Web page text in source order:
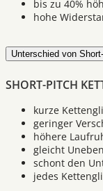
bis zu 40%
hohe
Unterschied von
SHORT-PITCH
kurze
geringer
höhere
gleicht
schont den
jedes